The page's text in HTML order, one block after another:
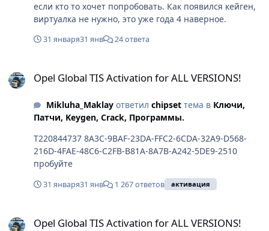
если кто то хочет попробовать. Как появился кейген,
виртуалка не нужно, это уже года 4 наверное.
31 января31 янв 24 ответа
Opel Global TIS Activation for ALL VERSIONS!
Mikluha_Maklayответил chipsetтема в Ключи,
Патчи, Keygen, Crack, Программы.
T220844737 8A3C-9BAF-23DA-FFC2-6CDA-32A9-D568-
216D-4FAE-48C6-C2FB-B81A-8A7B-A242-5DE9-2510
пробуйте
31 января31 янв 1 267 ответов активация
Opel Global TIS Activation for ALL VERSIONS!